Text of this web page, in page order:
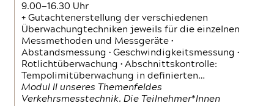
9.00—16.30 Uhr
+ Gutachtenerstellung der verschiedenen
Überwachungtechniken jeweils für die einzelnen
Messmethoden und Messgeräte •
Abstandsmessung • Geschwindigkeitsmessung •
Rotlichtüberwachung • Abschnittskontrolle:
Tempolimitüberwachung in definierten…
Modul II unseres Themenfeldes
Verkehrsmesstechnik. Die Teilnehmer*Innen